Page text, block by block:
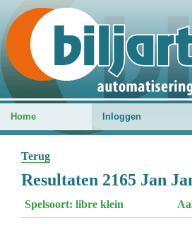
Home Inloggen
Terug
Resultaten 2165 Jan
Spelsoort: libre klein